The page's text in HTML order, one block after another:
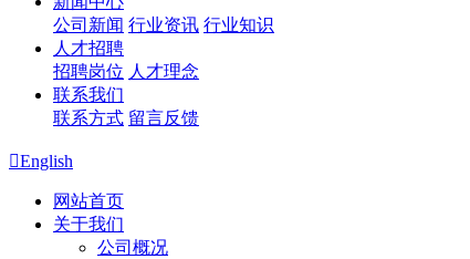
公司新闻 行业资讯 行业知识
人才招聘
招聘岗位 人才理念
联系我们
联系方式 留言反馈
English
网站首页
关于我们
公司概况